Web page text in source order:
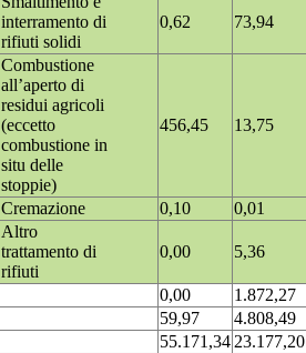
interramento di
rifiuti solidi
0,62 73,94
Combustione
all’aperto di
residui agricoli
(eccetto
combustione in
situ delle
stoppie)
456,45 13,75
Cremazione 0,10
0,01
Altro
trattamento di
rifiuti
0,00 5,36
0,00
1.872,27
59,97
4.808,49
55.171,3423.177,20